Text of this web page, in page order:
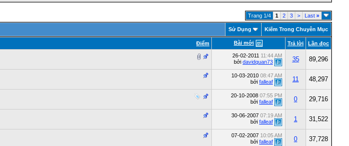
Trang 1/4 1 2 3 > Last »
Sử Dụng Kiếm Trong Chuyên Mục
Ðiểm Bài mới Trả lời Lần đọc
26-02-2011 11:44 AM
bởi davidquan73 35 89,296
10-03-2010 08:47 AM
bởi falleaf 11 48,297
20-10-2008 07:55 PM
bởi falleaf 0 29,716
30-06-2007 07:19 AM
bởi falleaf 1 31,522
07-02-2007 10:05 AM
bởi falleaf 0 37,728